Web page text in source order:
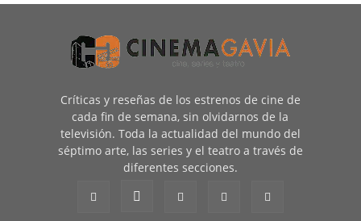
Críticas y reseñas de los estrenos de cine de
cada fin de semana, sin olvidarnos de la
televisión. Toda la actualidad del mundo del
séptimo arte, las series y el teatro a través de
diferentes secciones.